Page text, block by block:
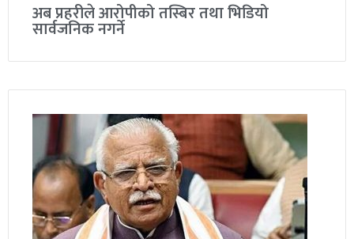
जनहित अनलाइन
९ श्रावण २०८२, बिहीबार ०३:५३
९ श्रावण २०८२, बिहीबार ०३:५३
अब प्रहरीले आरोपीको तस्बिर तथा भिडियो
सार्वजनिक नगर्ने